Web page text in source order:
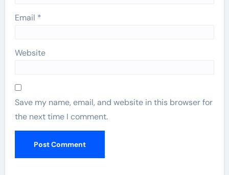
Email *
Website
Save my name, email, and website in this browser for
the next time I comment.